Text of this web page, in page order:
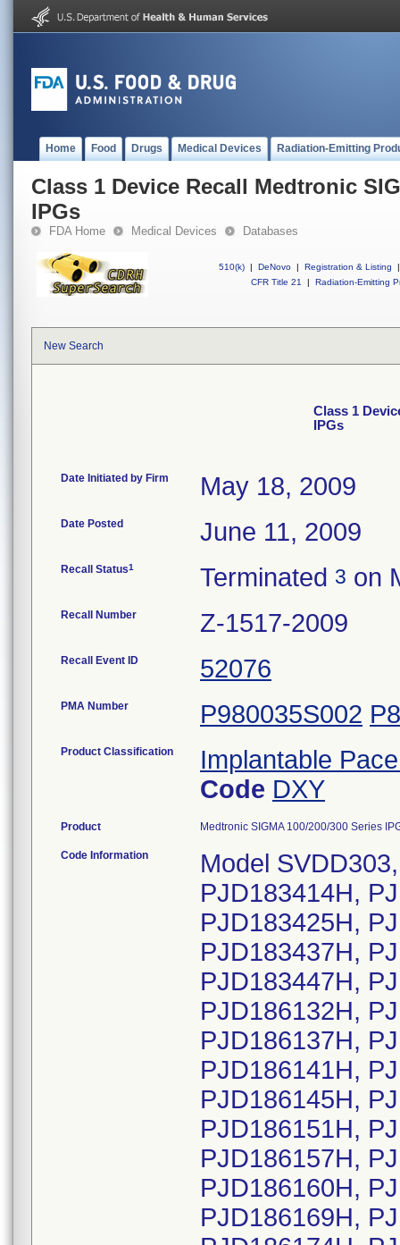
Home Food Drugs Medical Devices Radiation-Emitting
Class 1 Device Recall Medtronic
IPGs
FDA Home Medical Devices Databases
510(k) | DeNovo | Registration & Listing
|
CFR Title 21
| Radiation-Emitting
New Search
Class 1
IPGs
Date Initiated by Firm May 18, 2009
Date Posted June 11, 2009
Recall Status1 Terminated 3 on
Recall Number Z-1517-2009
Recall Event ID 52076
PMA Number P980035S002
Product Classification
Implantable
Code DXY
Product Medtronic SIGMA 100/200/300 Series
Code Information Model SVDD303, serial numbers: PJD183402H, PJD183414H, PJD183415H, PJD183422H, PJD183425H, PJD183426H, PJD183430H, PJD183437H, PJD183440H, PJD183443H, PJD183447H, PJD186130H, PJD186131H, PJD186132H, PJD186133H, PJD186134H, PJD186137H, PJD186138H, PJD186140H, PJD186141H, PJD186142H, PJD186143H, PJD186145H, PJD186147H, PJD186149H, PJD186151H, PJD186152H, PJD186155H, PJD186157H, PJD186158H, PJD186159H, PJD186160H, PJD186165H, PJD186167H, PJD186169H, PJD186172H, PJD186173H, PJD186174H, PJD186175H, PJD186176H, PJD186178H, PJD186179H, PJD186182H, PJD186185H, PJD186186H, PJD186188H, PJD186189H, PJD186192H, PJD186193H, PJD186195H, PJD186196H, PJD188418H, PJD188420H, PJD188421H, PJD188423H, PJD188424H, PJD188425H, PJD188427H, PJD188428H, PJD188429H, PJD188430H, PJD188431H, PJD188432H, PJD188433H, PJD188434H, PJD188435H, PJD188438H, PJD188441H, PJD188442H, PJD188443H, PJD188444H, PJD188445H, PJD188446H, PJD188447H, PJD188448H, PJD188449H, PJD188450H, PJD188451H, PJD188452H, PJD188453H, PJD188454H, PJD188456H, PJD188457H, PJD188458H, PJD188459H, PJD188460H, PJD188463H, PJD188464H, PJD188465H, PJD188466H, PJD188467H, PJD188469H, PJD188470H, PJD188471H, PJD188472H, PJD188473H, PJD188475H, PJD188476H, PJD188477H, PJD188478H, PJD188480H, PJD188482H, PJD188483H, PJD188484H, PJD188485H, PJD188486H, PJD188487H, PJD188488H, PJD188489H, PJD188490H, PJD188493H, PJD188495H, PJD188496H, PJD188497H, PJD188499H, PJD188500H, PJD188501H, PJD188502H, PJD188503H, PJD188504H, PJD188506H, PJD188507H, PJD188508H, PJD188509H, PJD188510H, PJD188511H, PJD188512H, PJD188513H, PJD188515H, PJD188516H, PJD188517H, PJD188519H, PJD201652H, PJD201654H, PJD201657H, PJD201658H, PJD201659H, PJD201660H, PJD201662H, PJD201665H, PJD201666H, PJD201667H, PJD201669H, PJD201670H, PJD201671H, PJD201675H, PJD201676H, PJD201677H, PJD201679H, PJD201681H, PJD201682H, PJD201687H, PJD201688H, PJD201689H, PJD201690H, PJD201694H, PJD203257H, PJD203258H, PJD203259H, PJD203261H, PJD203262H, PJD203264H, PJD203265H, PJD203266H, PJD203267H, PJD203269H, PJD203270H, PJD203271H, PJD203272H, PJD203273H, PJD203274H, PJD203275H, PJD203276H, PJD203277H, PJD203278H, PJD203279H, PJD205935H, PJD205937H, PJD205939H, PJD205940H, PJD205942H, PJD205943H, PJD205944H, PJD205945H, PJD205946H, PJD205948H, PJD205949H, PJD205953H, PJD205955H, PJD205957H, PJD205959H, PJD205962H, PJD205966H, PJD205968H, PJD205970H, PJD205973H, PJD205974H, PJD205976H, PJD205977H, PJD205983H, PJD205984H, PJD205985H, PJD205986H, PJD205990H, PJD205992H, PJD207333H, PJD207334H, PJD207341H, PJD207356H, PJD207363H, PJD207371H, PJD207375H, PJD207382H, PJD207390H, PJD207392H, PJD207396H, PJD208691H, PJD208692H, PJD208703H, PJD208706H, PJD208711H, PJD208713H, PJD208714H, PJD208715H, PJD208724H, PJD208732H, PJD208734H, PJD208736H, PJD208739H, PJD208740H, PJD208743H, PJD209427H, PJD430299H, PJD430300H, PJD430301H, PJD430302H, PJD430303H, PJD430304H, PJD430305H, PJD430306H, PJD430307H, PJD430308H, PJD430309H, PJD430310H, PJD430311H, PJD430312H, PJD430313H, PJD430314H, PJD430316H, PJD430317H, PJD430318H, PJD430319H, PJD430320H, PJD430321H, PJD430322H, PJD430323H, PJD430324H, PJD430325H, PJD430326H, PJD430327H, PJD430328H, PJD430329H, PJD430330H, PJD430331H, PJD441378H, PJD441379H, PJD441380H, PJD441382H, PJD441383H, PJD441384H, PJD441385H, PJD441386H, PJD441387H, PJD441388H, PJD441389H, PJD441390H, PJD441392H, PJD441393H, PJD441394H, PJD441396H, PJD442436H, PJD442448H,